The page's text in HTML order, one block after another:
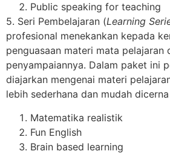
Public speaking for teaching
5. Seri Pembelajaran (Learning
profesional menekankan kepada
penguasaan materi mata pelajaran
penyampaiannya. Dalam paket ini
diajarkan mengenai materi
lebih sederhana dan mudah
Matematika realistik
Fun English
Brain based learning